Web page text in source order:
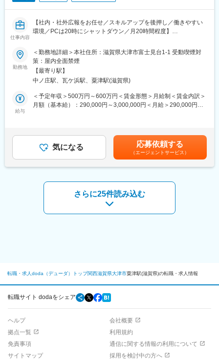
・多品種のガラス材質やガラス溶融技術など、幅広いガラス成形
技術を活用して製品の差別化を行い、多くの事業で高いマーケッ
トシェアを築いております。
・特殊ガラス分野においてトップクラスシェア製品／他社では類
とから生産の内製率が高いことも特徴の一つです。
■働きやすさ：
・土日祝休み、年間休日124日でワークライフバランスも取りな
■社風：
・社員育成に関しても少数精鋭主義で社員には積極的に重要なポ
ジションを任せ、自ら行動でき、自己革新力、プロ意識を持つこ
とができる人材を育成しています。
仕事内容
【社内・社外広報をお任せ／スキルアップを後押し／働きやすい
環境／PCは20時にシャットダウン／月20時間程度】
滋賀で20店舗を展開する自動車ディーラーである当社において、
お持ちの経験に合わせて社内・社外に向けた広報業務、渉外業務
などをお任せします。
■具体的なお仕事内容
・社内外に向けた広報資料の作成、発信
・SNSでの諸活動、取り組み発信
【プロジェクトの流れ】
▼リサーチ
▼プロジェクトの実施・広報
企画～実施、効果検証までを一貫してお任せ。現状分析や、期待
できる効果などについて考え、企画していただきます。お持ちの
経験や知識を存分に活かしながら、イチから創り上げていく面白
当社は、2017年より 「リアル宝探し」を県内全域で開催。たくさ
んの方に滋賀をもっと知っていただきたいという願いを込めて、
滋賀のさまざまな場所を巡っていただくリアル宝探しイベントで
■経験を活かして、活躍できる環境：
必ずこれをやる、これはやらない、という決まり一切はありませ
あるのでやりましょう！」といった声をどんどん発信してくださ
い。
勤務地
＜勤務地詳細＞本社住所：滋賀県大津市富士見台1-1 受動喫煙対
策：屋内全面禁煙
【最寄り駅】
中ノ庄駅、瓦ケ浜駅、粟津駅(滋賀県)
給与
＜予定年収＞500万円～600万円＜賃金形態＞月給制＜賃金内訳＞
月額（基本給）：290,000円～3,000,000円＜月給＞290,000円～
年収500万／入社1年目賃金はあくまでも目安の金額であり、選考
を通じて上下する可能性があります。月給(月額)は固定手当を含め
た表記です。
気になる 応募依頼する
（エージェントサービス）
さらに25件読み込む
転職・求人doda（デューダ）トップ関西滋賀県大津市粟津駅(滋賀県)の転職・求人情報
転職サイト dodaをシェア
ヘルプ
会社概要
拠点一覧
利用規約
免責事項
通信に関する情報の利用について
サイトマップ
採用を検討中の方へ